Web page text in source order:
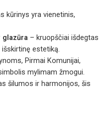
kūrinys yra vienetinis,
glazūra– kruopščiai išdegtas
estetiką.
, Pirmai Komunijai,
mylimam žmogui.
šilumos ir harmonijos, šis